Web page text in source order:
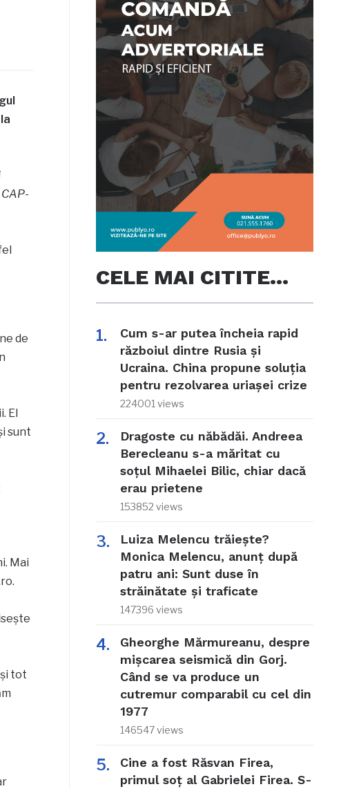
de
El
sunt
Mai
tot
CELE MAI CITITE…
Cum s-ar putea încheia rapid
războiul dintre Rusia și
Ucraina. China propune soluția
pentru rezolvarea uriașei crize
224001 views
Dragoste cu năbădăi. Andreea
Berecleanu s-a măritat cu
soțul Mihaelei Bilic, chiar dacă
erau prietene
153852 views
Luiza Melencu trăiește?
Monica Melencu, anunț după
patru ani: Sunt duse în
străinătate și traficate
147396 views
Gheorghe Mărmureanu, despre
mișcarea seismică din Gorj.
Când se va produce un
cutremur comparabil cu cel din
1977
146547 views
Cine a fost Răsvan Firea,
primul soț al Gabrielei Firea. S-